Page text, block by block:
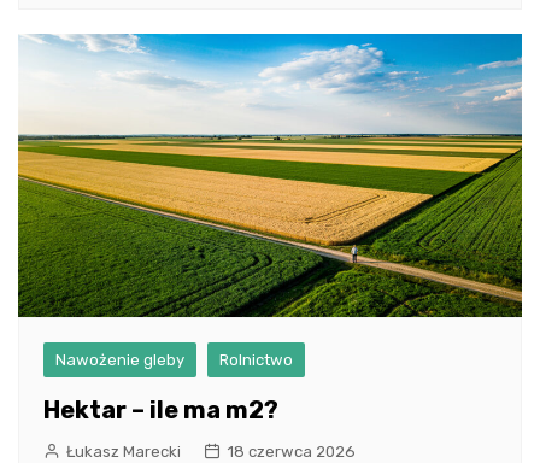
Nawożenie gleby Rolnictwo
Hektar – ile ma m2?
Łukasz Marecki 18 czerwca 2026